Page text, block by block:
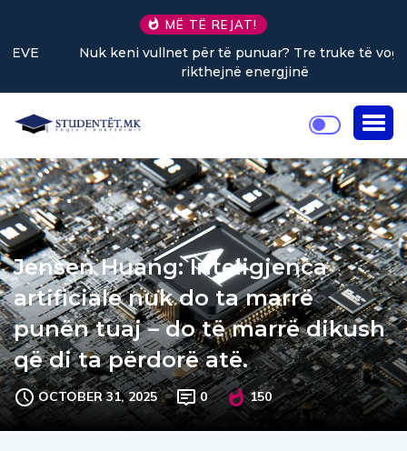
MË TË REJAT!
Nuk keni vullnet për të punuar? Tre truke të vogla
rikthejnë energjinë
Jensen Huang: Inteligjenca
artificiale nuk do ta marrë
punën tuaj – do të marrë dikush
që di ta përdorë atë.
OCTOBER 31, 2025 0 150